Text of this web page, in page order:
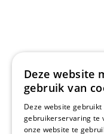
Deze website
gebruik van
Deze website gebruikt
gebruikerservaring te
onze website te